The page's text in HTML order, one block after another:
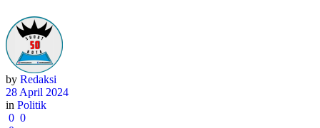
by Redaksi
28 April 2024
in Politik
0 0